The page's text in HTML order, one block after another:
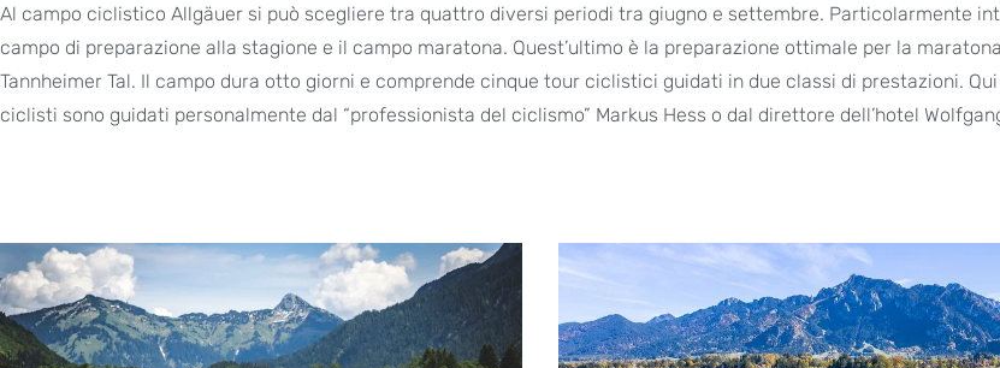
Al campo ciclistico Allgäuer si può scegliere tra quattro diversi periodi tra giugno e settembre. Particolarmente
campo di preparazione alla stagione e il campo maratona. Quest’ultimo è la preparazione ottimale per la
Tannheimer Tal. Il campo dura otto giorni e comprende cinque tour ciclistici guidati in due classi di prestazioni.
ciclisti sono guidati personalmente dal “professionista del ciclismo” Markus Hess o dal direttore dell’hotel